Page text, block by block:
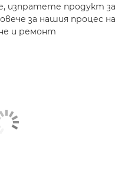
изпратете продукт за
за нашия процес на
и ремонт